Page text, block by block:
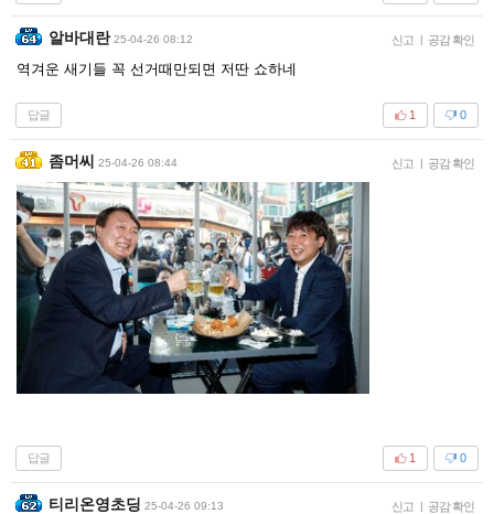
알바대란 25-04-26 08:12 신고 | 공감 확인
역겨운 새기들 꼭 선거때만되면 저딴 쇼하네
답글 0
1
좀머씨 25-04-26 08:44 신고 | 공감 확인
답글 0
1
티리온영초딩 25-04-26 09:13 신고 | 공감 확인